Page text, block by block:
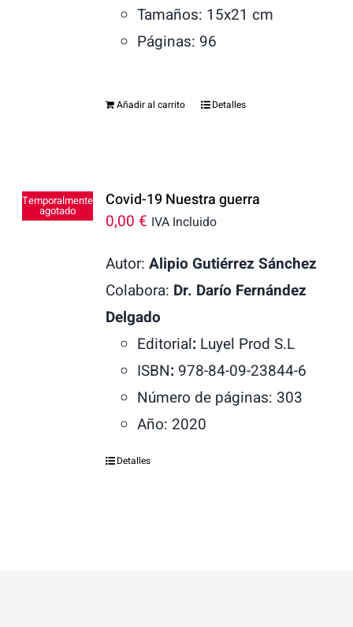
Tamaños: 15x21 cm
Páginas: 96
Añadir al carrito Detalles
Temporalmente
agotado
Covid-19 Nuestra guerra
0,00 € IVA Incluido
Autor: Alipio Gutiérrez Sánchez
Colabora: Dr. Darío Fernández
Delgado
Editorial: Luyel Prod S.L
ISBN: 978-84-09-23844-6
Número de páginas: 303
Año: 2020
Detalles